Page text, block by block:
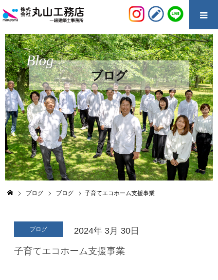
ブログ
Blog
ブログ ブログ 子育てエコホーム支援事業
2024年 3月 30日
ブログ
子育てエコホーム支援事業